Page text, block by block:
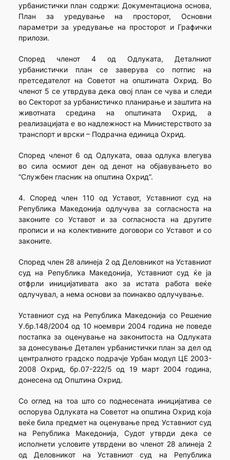
урбанистички план содржи: Документациона основа,
План за уредување на просторот, Основни
параметри за уредување на просторот и Графички
прилози.
Според членот 4 од Одлуката, Деталниот
урбанистички план се заверува со потпис на
претседателот на Советот на општината Охрид. Во
членот 5 се утврдува дека овој план се чува и следи
во Секторот за урбанистичко планирање и заштита на
животната средина на општината Охрид, а
реализацијата е во надлежност на Министерството за
транспорт и врски – Подрачна единица Охрид.
Според членот 6 од Одлуката, оваа одлука влегува
во сила осмиот ден од денот на објавувањето во
“Службен гласник на општина Охрид”.
4. Според член 110 од Уставот, Уставниот суд на
Република Македонија одлучува за согласноста на
законите со Уставот и за согласноста на другите
прописи и на колективните договори со Уставот и со
законите.
Според член 28 алинеја 2 од Деловникот на Уставниот
суд на Република Македонија, Уставниот суд ќе ја
отфрли иницијативата ако за истата работа веќе
одлучувал, а нема основи за поинакво одлучување.
Уставниот суд на Република Македонија со Решение
У.бр.148/2004 од 10 ноември 2004 година не поведе
постапка за оценување на законитоста на Одлуката
за донесување Детален урбанистички план за дел од
централното градско подрачје Урбан модул ЦЕ 2003-
2008 Охрид, бр.07-222/5 од 19 март 2004 година,
донесена од Општина Охрид.
Со оглед на тоа што со поднесената иницијатива се
оспорува Одлуката на Советот на општина Охрид која
веќе била предмет на оценување пред Уставниот суд
на Република Македонија, Судот утврди дека се
исполнети условите утврдени во членот 28 алинеја 2
од Деловникот на Уставниот суд на Република